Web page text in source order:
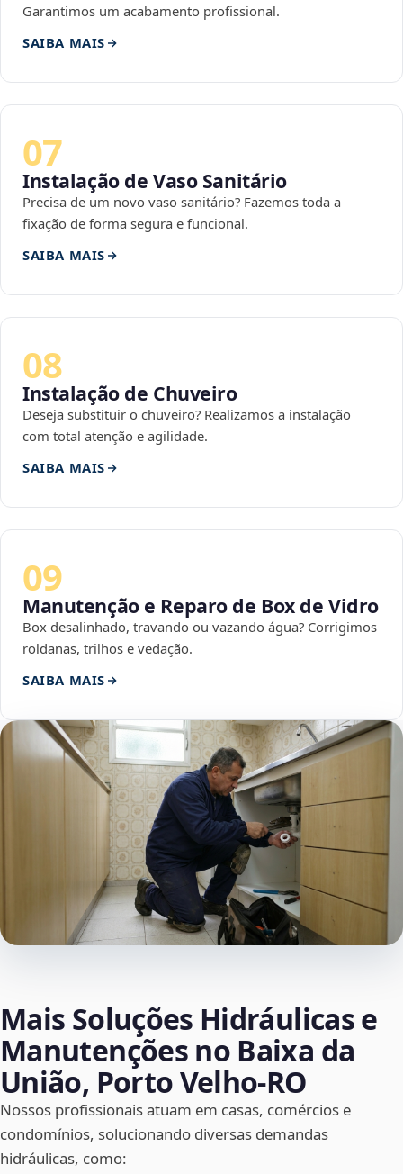
Garantimos um acabamento profissional.
SAIBA MAIS
07
Instalação de Vaso Sanitário
Precisa de um novo vaso sanitário? Fazemos toda a
fixação de forma segura e funcional.
SAIBA MAIS
08
Instalação de Chuveiro
Deseja substituir o chuveiro? Realizamos a instalação
com total atenção e agilidade.
SAIBA MAIS
09
Manutenção e Reparo de Box de Vidro
Box desalinhado, travando ou vazando água? Corrigimos
roldanas, trilhos e vedação.
SAIBA MAIS
Mais Soluções Hidráulicas e
Manutenções no Baixa da
União, Porto Velho‑RO
Nossos profissionais atuam em casas, comércios e
condomínios, solucionando diversas demandas
hidráulicas, como: